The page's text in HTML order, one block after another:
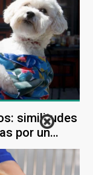
similitudes
por un